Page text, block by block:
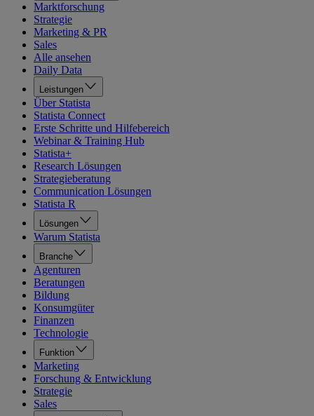
Marktforschung
Strategie
Marketing & PR
Sales
Alle ansehen
Daily Data
Leistungen
Über Statista
Statista Connect
Erste Schritte und Hilfebereich
Webinar & Training Hub
Statista+
Research Lösungen
Strategieberatung
Communication Lösungen
Statista R
Lösungen
Warum Statista
Branche
Agenturen
Beratungen
Bildung
Konsumgüter
Finanzen
Technologie
Funktion
Marketing
Forschung & Entwicklung
Strategie
Sales